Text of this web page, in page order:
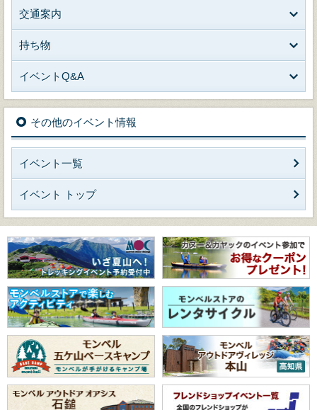
交通案内
持ち物
イベントQ&A
その他のイベント情報
イベント一覧
イベント トップ